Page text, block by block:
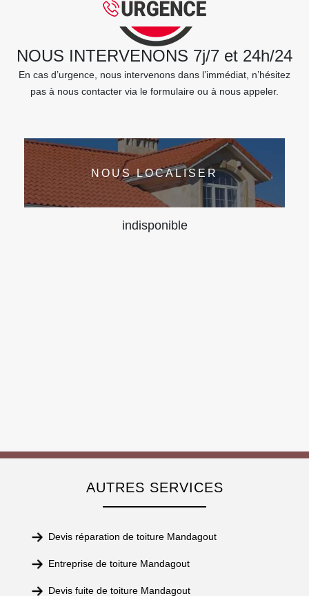
NOUS INTERVENONS 7j/7 et 24h/24
En cas d’urgence, nous intervenons dans l’immédiat, n’hésitez
pas à nous contacter via le formulaire ou à nous appeler.
NOUS LOCALISER
indisponible
AUTRES SERVICES
Devis réparation de toiture Mandagout
Entreprise de toiture Mandagout
Devis fuite de toiture Mandagout